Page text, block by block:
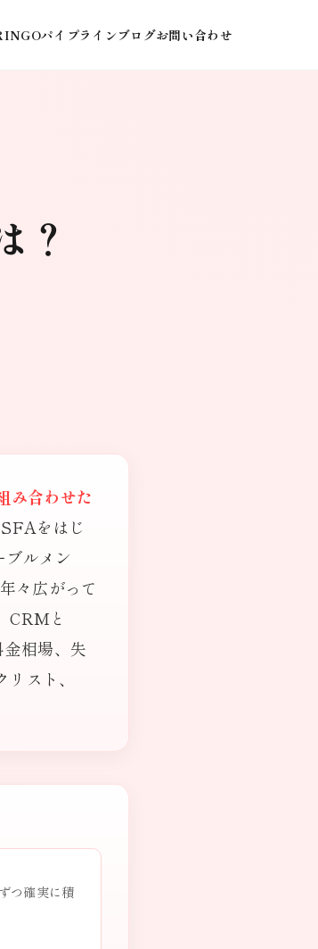
パイプライン ブログお問い合わせ
？
み合わせた
をはじ
ルメン
々広がって
CRMと
相場、失
スト、
つ確実に積